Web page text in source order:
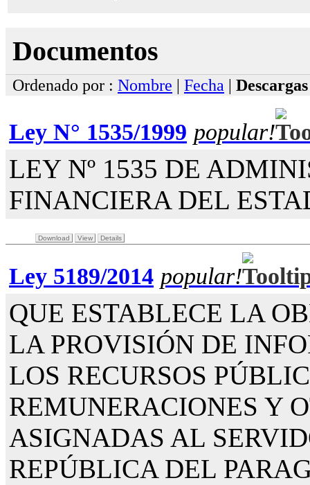
Documentos
Ordenado por : Nombre | Fecha |
Ley N° 1535/1999 popular!
LEY Nº 1535 DE
FINANCIERA DEL
Download View Details
Ley 5189/2014 popular!
QUE ESTABLECE LA
LA PROVISIÓN DE
LOS RECURSOS
REMUNERACIONES Y
ASIGNADAS AL
REPÚBLICA DEL